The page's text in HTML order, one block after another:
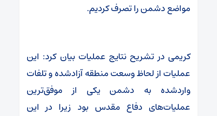
مواضع دشمن را تصرف کردیم.
کریمی در تشریح نتایج عملیات بیان کرد: این
عملیات از لحاظ وسعت منطقه آزادشده و تلفات
واردشده به دشمن یکی از موفق‌ترین
عملیات‌های دفاع مقدس بود زیرا در این